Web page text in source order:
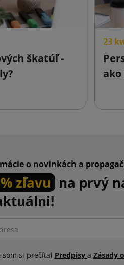
škatúľ -
23
o novinkách a
zľavu na prvý
som si prečítal Predpisy a Zásady